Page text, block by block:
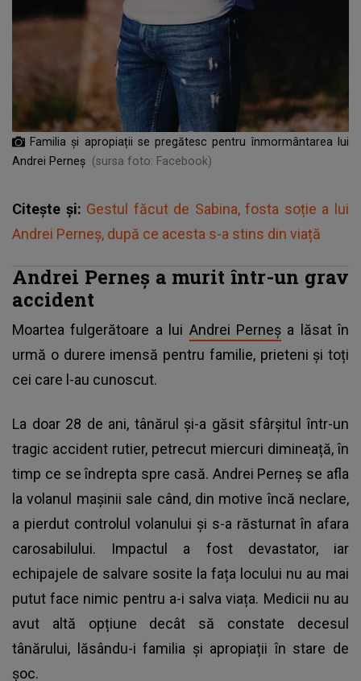
Familia și apropiații se pregătesc pentru înmormântarea lui
Andrei Perneș (sursa foto: Facebook)
Citește și: Gestul făcut de Sabina, fosta soție a lui
Andrei Perneș, după ce acesta s-a stins din viață
Andrei Perneș a murit într-un grav
accident
Moartea fulgerătoare a lui Andrei Perneșa lăsat în
urmă o durere imensă pentru familie, prieteni și toți
cei care l-au cunoscut.
La doar 28 de ani, tânărul și-a găsit sfârșitul într-un
tragic accident rutier, petrecut miercuri dimineață, în
timp ce se îndrepta spre casă. Andrei Perneș se afla
la volanul mașinii sale când, din motive încă neclare,
a pierdut controlul volanului și s-a răsturnat în afara
carosabilului. Impactul a fost devastator, iar
echipajele de salvare sosite la fața locului nu au mai
putut face nimic pentru a-i salva viața. Medicii nu au
avut altă opțiune decât să constate decesul
tânărului, lăsându-i familia și apropiații în stare de
șoc.